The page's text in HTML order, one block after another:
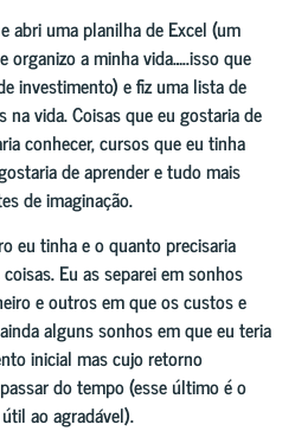
abri uma planilha de Excel (um
organizo a minha vida…..isso que
investimento) e fiz uma lista de
vida. Coisas que eu gostaria de
conhecer, cursos que eu tinha
de aprender e tudo mais
de imaginação.
eu tinha e o quanto precisaria
Eu as separei em sonhos
e outros em que os custos e
alguns sonhos em que eu teria
inicial mas cujo retorno
do tempo (esse último é o
ao agradável).